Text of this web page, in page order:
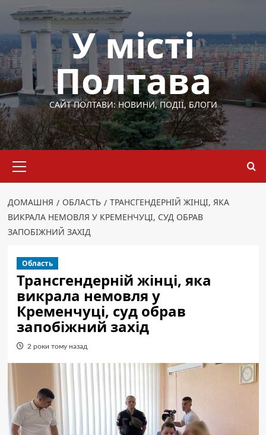
Перейти
вмісту
У місті
Полтава
САЙТ ПОЛТАВИ: НОВИНИ, ПОДІЇ, БЛОГИ
меню
ДОМАШНЯ ОБЛАСТЬ
ТРАНСГЕНДЕРНІЙ ЖІНЦІ, ЯКА
ВИКРАЛА НЕМОВЛЯ У КРЕМЕНЧУЦІ, СУД ОБРАВ
ЗАПОБІЖНИЙ ЗАХІД
Область
Трансгендерній жінці, яка
викрала немовля у
Кременчуці, суд обрав
запобіжний захід
2 роки тому назад